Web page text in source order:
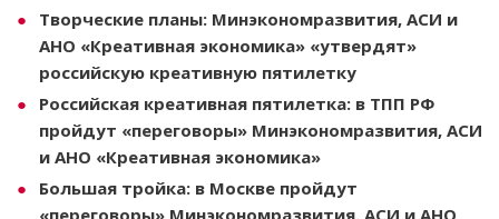
Творческие планы: Минэкономразвития, АСИ и
АНО «Креативная экономика» «утвердят»
российскую креативную пятилетку
Российская креативная пятилетка: в ТПП РФ
пройдут «переговоры» Минэкономразвития, АСИ
и АНО «Креативная экономика»
Большая тройка: в Москве пройдут
«переговоры» Минэкономразвития, АСИ и АНО